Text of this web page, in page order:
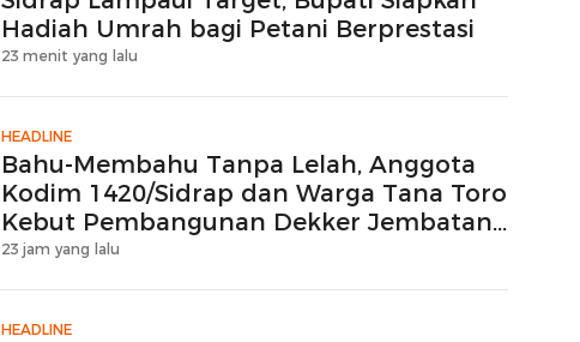
Hadiah Umrah bagi Petani Berprestasi
23 menit yang lalu
HEADLINE
Bahu-Membahu Tanpa Lelah, Anggota
Kodim 1420/Sidrap dan Warga Tana Toro
Kebut Pembangunan Dekker Jembatan
Beton
23 jam yang lalu
HEADLINE